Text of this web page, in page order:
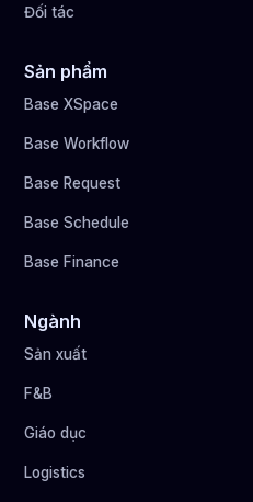
Đối tác
Sản phẩm
Base XSpace
Base Workflow
Base Request
Base Schedule
Base Finance
Ngành
Sản xuất
F&B
Giáo dục
Logistics